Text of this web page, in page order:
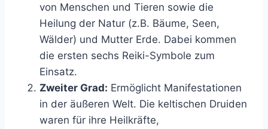
von Menschen und Tieren sowie die
Heilung der Natur (z.B. Bäume, Seen,
Wälder) und Mutter Erde. Dabei kommen
die ersten sechs Reiki-Symbole zum
Einsatz.
Zweiter Grad: Ermöglicht Manifestationen
in der äußeren Welt. Die keltischen Druiden
waren für ihre Heilkräfte,